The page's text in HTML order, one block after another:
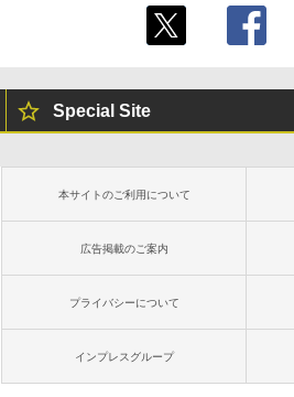
るさ自動調整、
持続バッテリー
ブラック
￥27,980
ンチディスプレ
週間持続バッテ
Amazon Kindle
ージ、防水、7
イ、色調調節ラ
テリー、広告無
売)
Special Site
本サイトのご利用について
広告掲載のご案内
プライバシーについて
インプレスグループ